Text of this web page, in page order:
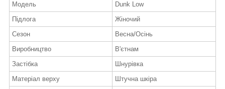
Модель
Dunk Low
Підлога
Жіночий
Сезон
Весна/Осінь
Виробництво
В'єтнам
Застібка
Шнурівка
Матеріал верху
Штучна шкіра